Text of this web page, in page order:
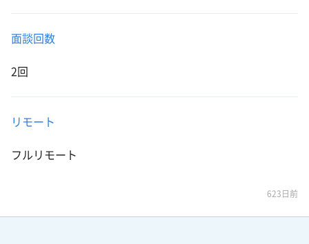
面談回数
2回
リモート
フルリモート
623日前